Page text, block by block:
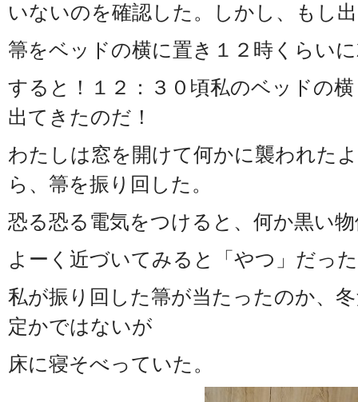
いないのを確認した。しかし、もし
箒をベッドの横に置き１２時くらい
すると！１２：３０頃私のベッドの
出てきたのだ！
わたしは窓を開けて何かに襲われた
ら、箒を振り回した。
恐る恐る電気をつけると、何か黒い
よーく近づいてみると「やつ」だっ
私が振り回した箒が当たったのか、
定かではないが
床に寝そべっていた。